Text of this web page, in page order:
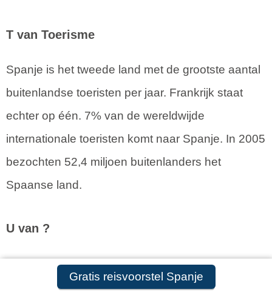
Gratis reisvoorstel Spanje
T van Toerisme
Spanje is het tweede land met de grootste aantal
buitenlandse toeristen per jaar. Frankrijk staat
echter op één. 7% van de wereldwijde
internationale toeristen komt naar Spanje. In 2005
bezochten 52,4 miljoen buitenlanders het
Spaanse land.
U van ?
V van Vervoer